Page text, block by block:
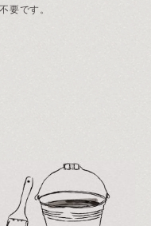
要です。